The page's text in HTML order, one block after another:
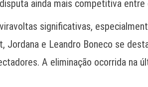
ainda mais competitiva
significativas,
Jordana e Leandro Boneco se
A eliminação ocorrida na